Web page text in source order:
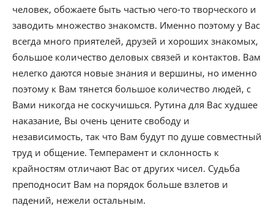
человек, обожаете быть частью чего-то творческого и
заводить множество знакомств. Именно поэтому у Вас
всегда много приятелей, друзей и хороших знакомых,
большое количество деловых связей и контактов. Вам
нелегко даются новые знания и вершины, но именно
поэтому к Вам тянется большое количество людей, с
Вами никогда не соскучишься. Рутина для Вас худшее
наказание, Вы очень цените свободу и
независимость, так что Вам будут по душе совместный
труд и общение. Темперамент и склонность к
крайностям отличают Вас от других чисел. Судьба
преподносит Вам на порядок больше взлетов и
падений, нежели остальным.